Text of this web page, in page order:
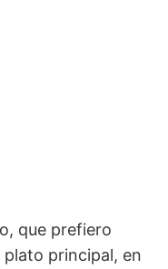
que prefiero
principal, en